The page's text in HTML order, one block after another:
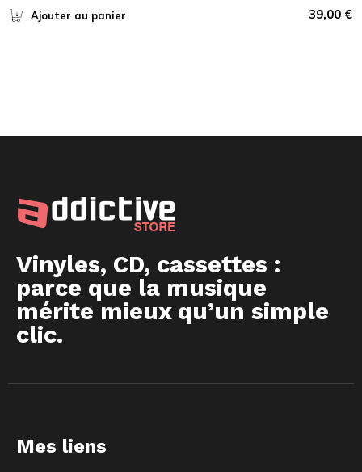
Ajouter au panier 39,00 €
Vinyles, CD, cassettes :
parce que la musique
mérite mieux qu’un simple
clic.
Mes liens